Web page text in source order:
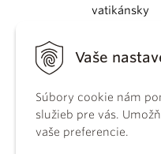
Vaše
Súbory cookie nám
služieb pre vás.
vaše preferencie.
vatikánsky
KBS
kánonického
práva
Katechizmus